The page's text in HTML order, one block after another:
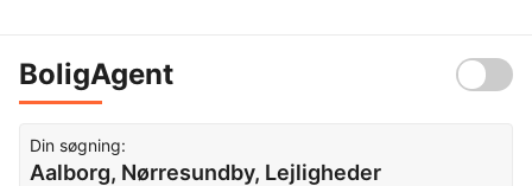
BoligAgent
Din søgning:
Aalborg, Nørresundby, Lejligheder